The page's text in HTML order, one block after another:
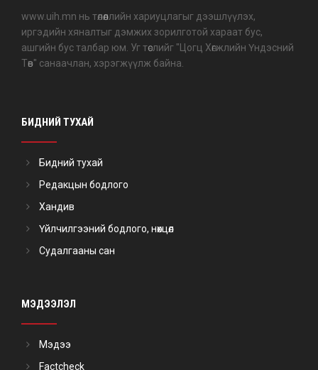
www.uih.mn нь төлөөллийн хариуцлагыг дээшлүүлэх,
иргэдийн хяналтыг дэмжих зорилготой хараат бус,
ашгийн бус талбар юм. Уг төслийг "Цогц Хөгжлийн Үндэсний
Төв" санаачлан, хэрэгжүүлж байна.
БИДНИЙ ТУХАЙ
Бидний тухай
Редакцын бодлого
Хандив
Үйлчилгээний бодлого, нөхцөл
Судалгааны сан
МЭДЭЭЛЭЛ
Мэдээ
Factcheck